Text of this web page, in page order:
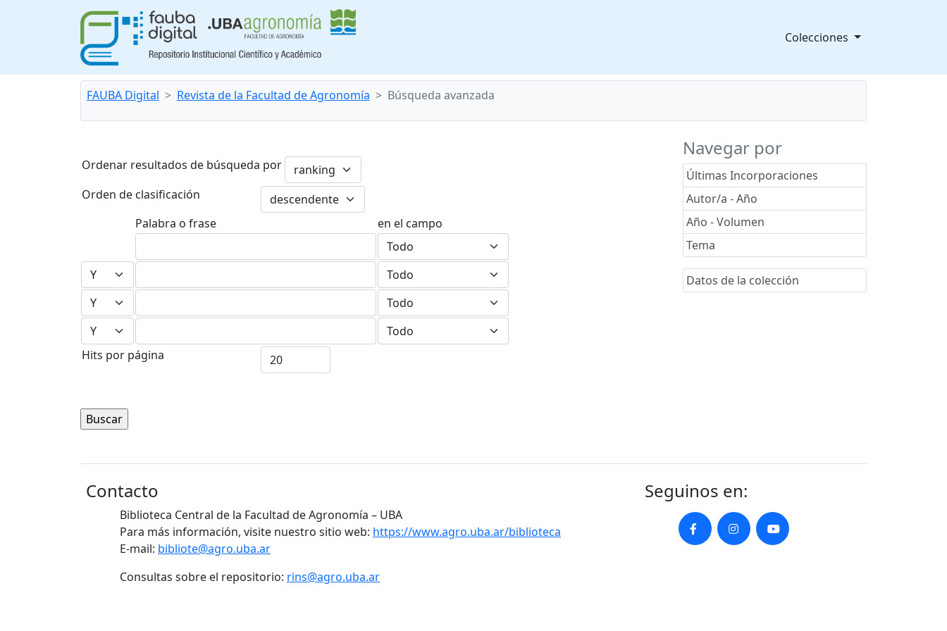
Colecciones
FAUBA Digital Revista de la Facultad de Agronomía Búsqueda avanzada
Navegar por
Últimas Incorporaciones
Autor/a - Año
Año - Volumen
Tema
Datos de la colección
Ordenar resultados de búsqueda por
Orden de clasificación
Palabra o frase
en el campo
Hits por página
Contacto
Biblioteca Central de la Facultad de Agronomía – UBA
Para más información, visite nuestro sitio web: https://www.agro.uba.ar/biblioteca
E-mail: bibliote@agro.uba.ar
Consultas sobre el repositorio: rins@agro.uba.ar
Seguinos en: